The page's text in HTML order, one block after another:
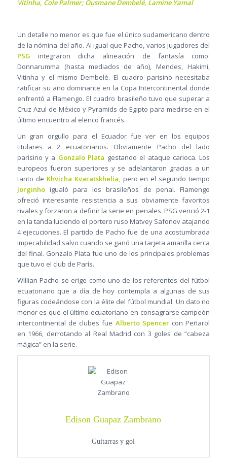
Vitinha, Cole Palmer; Ousmane Dembelé, Lamine Yamal
Un detalle no menor es que fue el único sudamericano dentro
de la nómina del año. Al igual que Pacho, varios jugadores del
PSG integraron dicha alineación de fantasía como:
Donnarumma (hasta mediados de año), Mendes, Hakimi,
Vitinha y el mismo Dembelé. El cuadro parisino necesitaba
ratificar su año dominante en la Copa Intercontinental donde
enfrentó a Flamengo. El cuadro brasileño tuvo que superar a
Cruz Azul de México y Pyramids de Egipto para medirse en el
último encuentro al elenco francés.
Un gran orgullo para el Ecuador fue ver en los equipos
titulares a 2 ecuatorianos. Obviamente Pacho del lado
parisino y a Gonzalo Plata gestando el ataque carioca. Los
europeos fueron superiores y se adelantaron gracias a un
tanto de Khvicha Kvaratskhelia, pero en el segundo tiempo
Jorginhoigualó para los brasileños de penal. Flamengo
ofreció interesante resistencia a sus obviamente favoritos
rivales y forzaron a definir la serie en penales. PSG venció 2-1
en la tanda luciendo el portero ruso Matvey Safonov atajando
4 ejecuciones. El partido de Pacho fue de una acostumbrada
impecabilidad salvo cuando se ganó una tarjeta amarilla cerca
del final. Gonzalo Plata fue uno de los principales problemas
que tuvo el club de París.
Willian Pacho se erige como uno de los referentes del fútbol
ecuatoriano que a día de hoy contempla a algunas de sus
figuras codeándose con la élite del fútbol mundial. Un dato no
menor es que el último ecuatoriano en consagrarse campeón
intercontinental de clubes fue Alberto Spencercon Peñarol
en 1966, derrotando al Real Madrid con 3 goles de “cabeza
mágica” en la serie.
Edison Guapaz Zambrano
Guitarras y gol